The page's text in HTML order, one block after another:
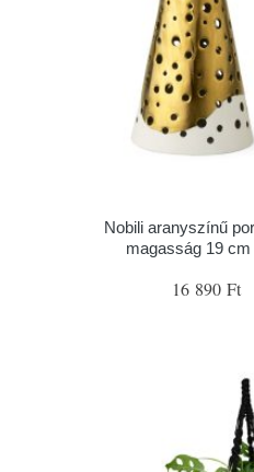
Nobili aranyszínű
magasság 19
16 890 Ft